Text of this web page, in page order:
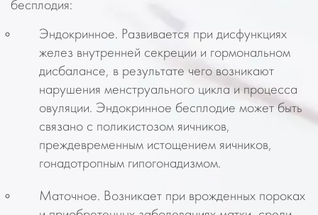
бесплодия:
Эндокринное. Развивается при дисфункциях
желез внутренней секреции и гормональном
дисбалансе, в результате чего возникают
нарушения менструального цикла и процесса
овуляции. Эндокринное бесплодие может быть
связано с поликистозом яичников,
преждевременным истощением яичников,
гонадотропным гипогонадизмом.
Маточное. Возникает при врожденных пороках